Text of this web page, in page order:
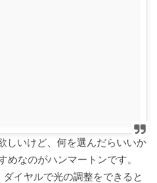
しいけど、何を選んだらいいか
めなのがハンマートンです。
イヤルで光の調整をできると